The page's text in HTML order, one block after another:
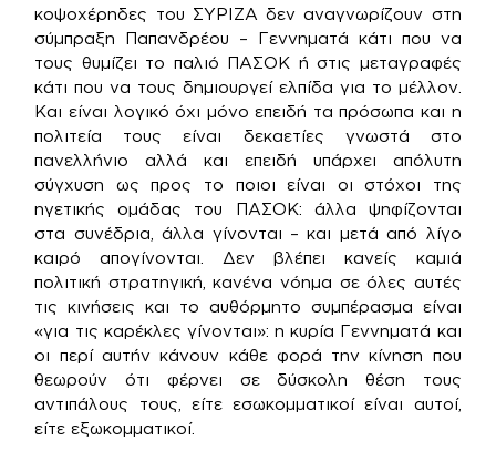
κοψοχέρηδες του ΣΥΡΙΖΑ δεν αναγνωρίζουν στη
σύμπραξη Παπανδρέου – Γεννηματά κάτι που να
τους θυμίζει το παλιό ΠΑΣΟΚ ή στις μεταγραφές
κάτι που να τους δημιουργεί ελπίδα για το μέλλον.
Και είναι λογικό όχι μόνο επειδή τα πρόσωπα και η
πολιτεία τους είναι δεκαετίες γνωστά στο
πανελλήνιο αλλά και επειδή υπάρχει απόλυτη
σύγχυση ως προς το ποιοι είναι οι στόχοι της
ηγετικής ομάδας του ΠΑΣΟΚ: άλλα ψηφίζονται
στα συνέδρια, άλλα γίνονται – και μετά από λίγο
καιρό απογίνονται. Δεν βλέπει κανείς καμιά
πολιτική στρατηγική, κανένα νόημα σε όλες αυτές
τις κινήσεις και το αυθόρμητο συμπέρασμα είναι
«για τις καρέκλες γίνονται»: η κυρία Γεννηματά και
οι περί αυτήν κάνουν κάθε φορά την κίνηση που
θεωρούν ότι φέρνει σε δύσκολη θέση τους
αντιπάλους τους, είτε εσωκομματικοί είναι αυτοί,
είτε εξωκομματικοί.